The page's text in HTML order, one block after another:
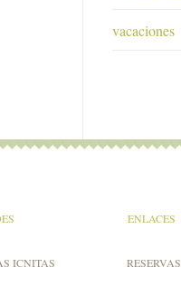
vacaciones
ICNITAS
ENLACES
RESERVAS